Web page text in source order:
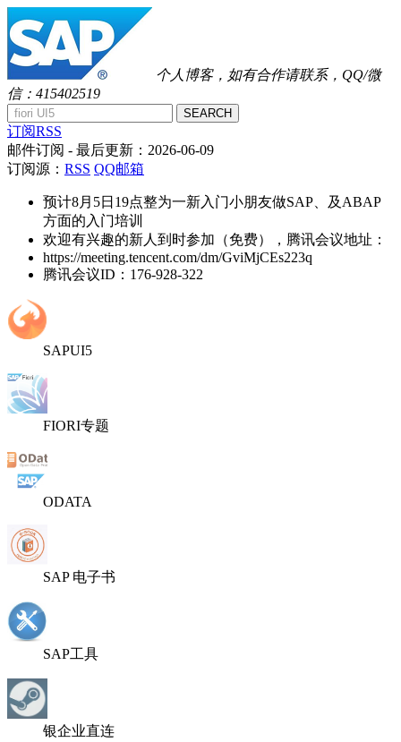
个人博客，如有合作请联系，QQ/微
信：415402519
SEARCH
订阅RSS
邮件订阅 - 最后更新： 2026-06-09
订阅源： RSS QQ邮箱
预计8月5日19点整为一新入门小朋友做SAP、及ABAP
方面的入门培训
欢迎有兴趣的新人到时参加（免费），腾讯会议地址：
https://meeting.tencent.com/dm/GviMjCEs223q
腾讯会议ID：176-928-322
SAPUI5
FIORI专题
ODATA
SAP 电子书
SAP工具
银企业直连